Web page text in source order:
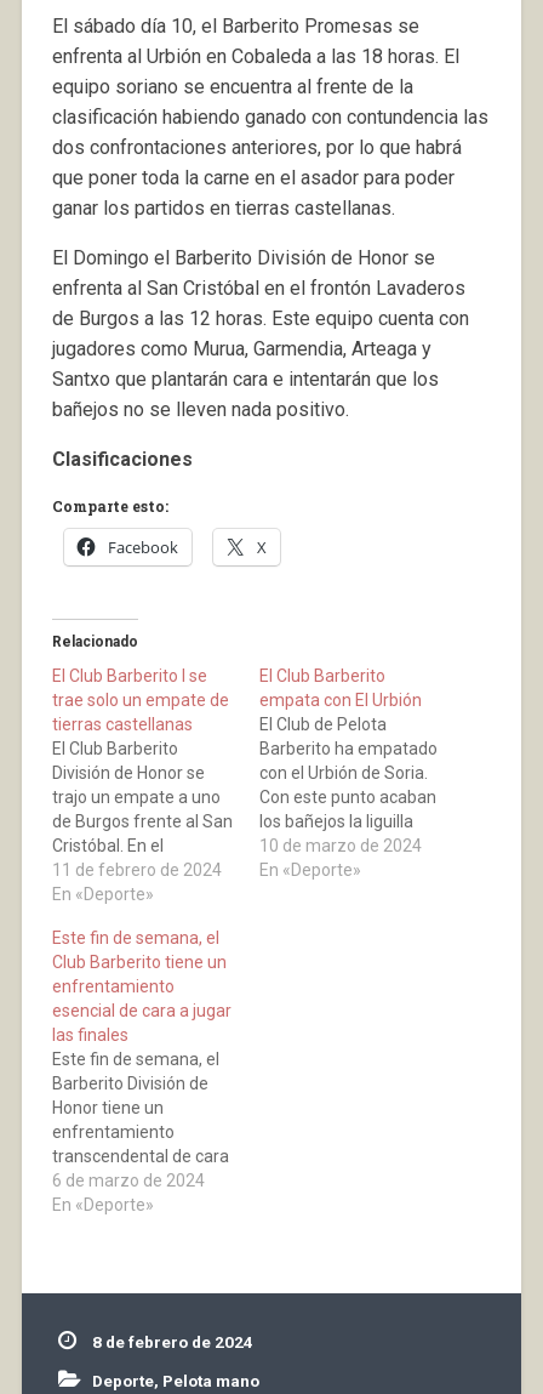
El sábado día 10, el Barberito Promesas se
enfrenta al Urbión en Cobaleda a las 18 horas. El
equipo soriano se encuentra al frente de la
clasificación habiendo ganado con contundencia las
dos confrontaciones anteriores, por lo que habrá
que poner toda la carne en el asador para poder
ganar los partidos en tierras castellanas.
El Domingo el Barberito División de Honor se
enfrenta al San Cristóbal en el frontón Lavaderos
de Burgos a las 12 horas. Este equipo cuenta con
jugadores como Murua, Garmendia, Arteaga y
Santxo que plantarán cara e intentarán que los
bañejos no se lleven nada positivo.
Clasificaciones
Comparte esto:
Facebook X
Relacionado
El Club Barberito I se
trae solo un empate de
tierras castellanas
El Club Barberito
División de Honor se
trajo un empate a uno
de Burgos frente al San
Cristóbal. En el
encuentro de mano
individual, Iker Amiano
Albizu 2-0. En el partido
de parejas, primera
derrota de Unai Amiano
y Loza que perdieron 0-
2 contra Murua y…
11 de febrero de 2024
En «Deporte»
El Club Barberito
empata con El Urbión
El Club de Pelota
Barberito ha empatado
con el Urbión de Soria.
Con este punto acaban
los bañejos la liguilla
empatados con
Oberena a puntos, pero
10 de marzo de 2024
En «Deporte»
Este fin de semana, el
Club Barberito tiene un
enfrentamiento
esencial de cara a jugar
las finales
Este fin de semana, el
Barberito División de
Honor tiene un
enfrentamiento
transcendental de cara
a jugar las finales por
especialidad y en la
Barberito I.
Necesitamos ganar las
6 de marzo de 2024
En «Deporte»
8 de febrero de 2024
Deporte, Pelota mano